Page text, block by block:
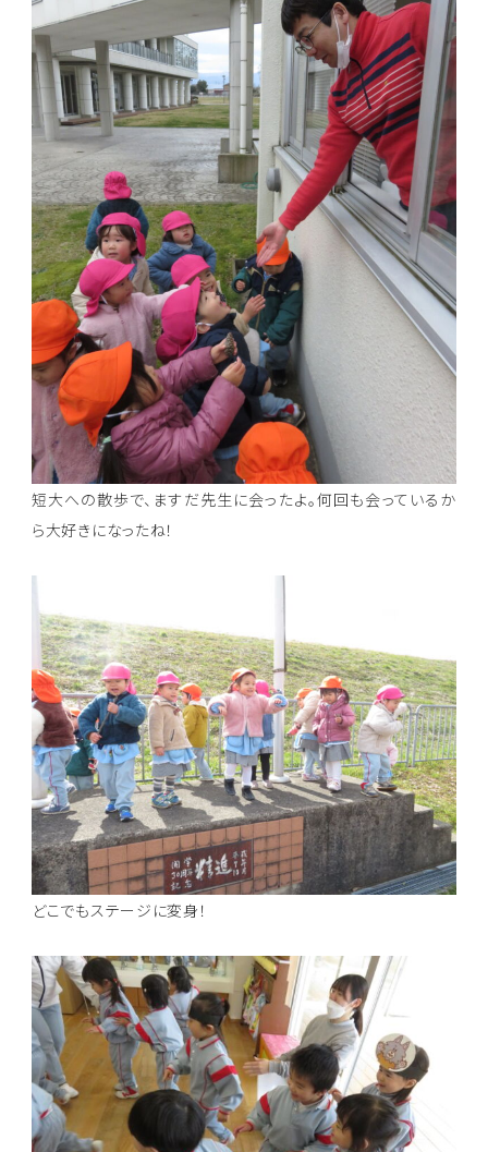
短大への散歩で、ますだ先生に会ったよ。何回も会っているか
ら大好きになったね！
どこでもステージに変身！